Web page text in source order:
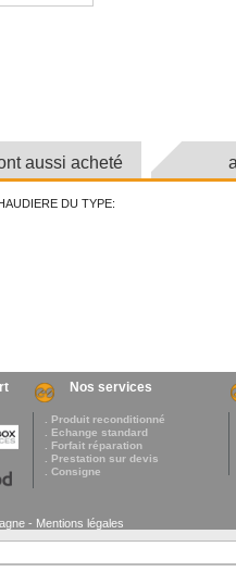
ont aussi acheté
DU TYPE:
Nos services
. Produit reconditionné
. Echange standard
. Forfait réparation
. Prestation sur devis
. Consigne
- Mentions légales